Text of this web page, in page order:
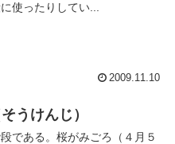
使ったりしてい...
2009.11.10
うけんじ）
である。桜がみごろ（４月５